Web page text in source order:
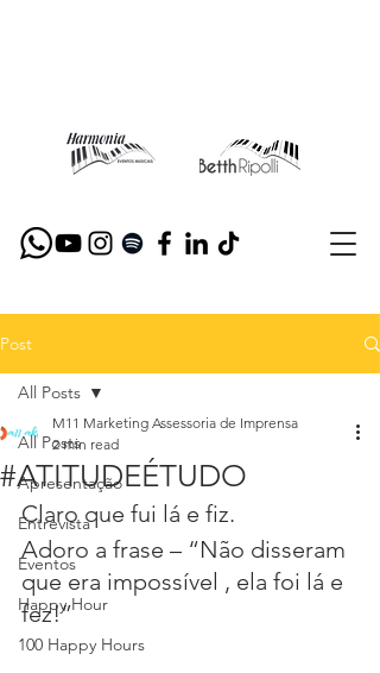
Post
All Posts
Apresentação
Entrevista
Eventos
Happy Hour
100 Happy Hours
All Posts
#ATITUDEÉTUDO
M11 Marketing Assessoria de Imprensa
2 min read
Claro que fui lá e fiz.
Adoro a frase – “Não disseram
que era impossível , ela foi lá e
fez!”